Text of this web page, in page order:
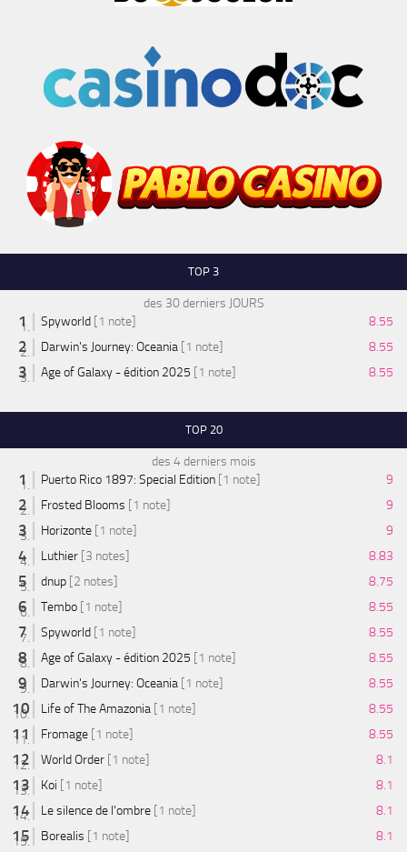
TOP 3
des 30 derniers JOURS
Spyworld [1 note]
8.55
Darwin's Journey: Oceania [1 note]
8.55
Age of Galaxy - édition 2025 [1 note] 8.55
TOP 20
des 4 derniers mois
Puerto Rico 1897: Special Edition [1 note]
9
Frosted Blooms [1 note]
9
Horizonte [1 note]
9
Luthier [3 notes]
8.83
dnup [2 notes]
8.75
Tembo [1 note]
8.55
Spyworld [1 note]
8.55
Age of Galaxy - édition 2025 [1 note]
8.55
Darwin's Journey: Oceania [1 note]
8.55
Life of The Amazonia [1 note]
8.55
Fromage [1 note]
8.55
World Order [1 note]
8.1
Koi [1 note]
8.1
Le silence de l'ombre [1 note]
8.1
Borealis [1 note]
8.1